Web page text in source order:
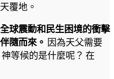
覆地。
球震動和民生困境的衝擊
隨而來。 因為天父需要
等候的是什麼呢？ 在